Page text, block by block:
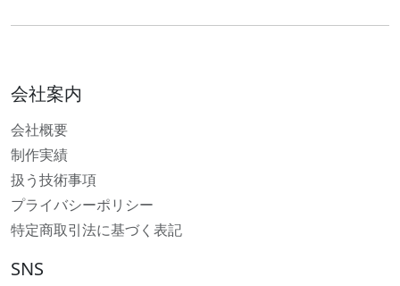
会社案内
会社概要
制作実績
扱う技術事項
プライバシーポリシー
特定商取引法に基づく表記
SNS